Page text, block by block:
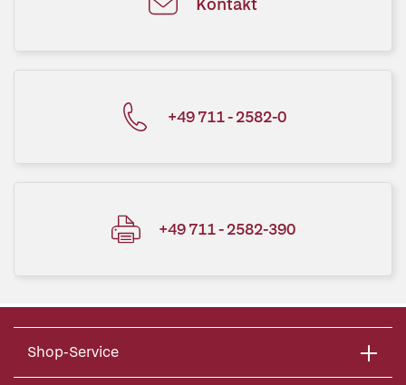
+49 711 - 2582-0
+49 711 - 2582-390
Shop-Service